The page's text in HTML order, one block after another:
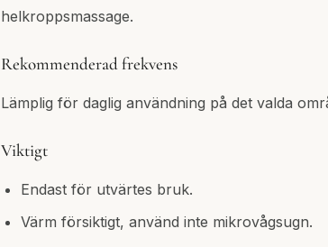
helkroppsmassage.
Rekommenderad frekvens
Lämplig för daglig användning på det valda
Viktigt
Endast för utvärtes bruk.
Värm försiktigt, använd inte mikrovågsugn.